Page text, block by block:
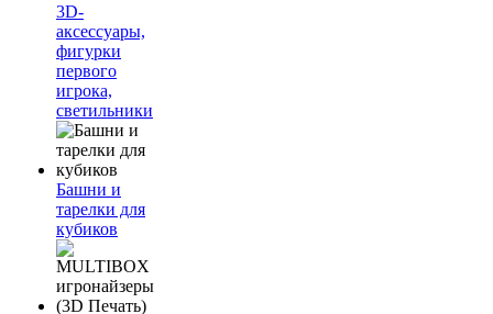
3D-
аксессуары,
фигурки
первого
игрока,
светильники
Башни и
тарелки для
кубиков